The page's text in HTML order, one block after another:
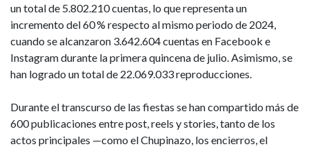
un total de 5.802.210 cuentas, lo que representa un
incremento del 60 % respecto al mismo periodo de 2024,
cuando se alcanzaron 3.642.604 cuentas en Facebook e
Instagram durante la primera quincena de julio. Asimismo, se
han logrado un total de 22.069.033 reproducciones.
Durante el transcurso de las fiestas se han compartido más de
600 publicaciones entre post, reels y stories, tanto de los
actos principales —como el Chupinazo, los encierros, el